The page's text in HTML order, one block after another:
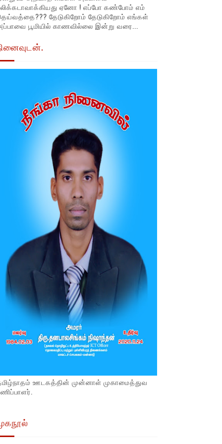
ஏனோ ! எப்போ கண்போம் எம்
தேடுகிறோம் தேடுகிறோம் எங்கள்
பூமியில் காணவில்லை இன்று வரை...
ஊடகத்தின் முன்னாள் முகாமைத்துவ